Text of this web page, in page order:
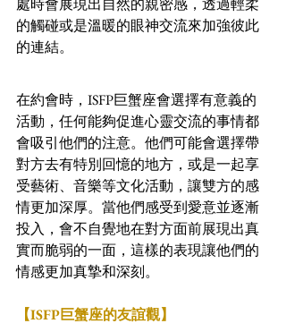
處時會展現出自然的親密感，透過輕柔
的觸碰或是溫暖的眼神交流來加強彼此
的連結。
在約會時，ISFP巨蟹座會選擇有意義的
活動，任何能夠促進心靈交流的事情都
會吸引他們的注意。他們可能會選擇帶
對方去有特別回憶的地方，或是一起享
受藝術、音樂等文化活動，讓雙方的感
情更加深厚。當他們感受到愛意並逐漸
投入，會不自覺地在對方面前展現出真
實而脆弱的一面，這樣的表現讓他們的
情感更加真摯和深刻。
【ISFP巨蟹座的友誼觀】